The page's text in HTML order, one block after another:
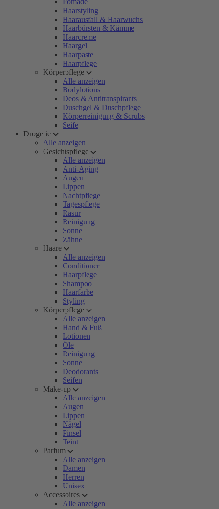
Pomade
Haarstyling
Haarausfall & Haarwuchs
Haarbürsten & Kämme
Haarcreme
Haargel
Haarpaste
Haarpflege
Körperpflege
Alle anzeigen
Bodylotions
Deos & Antitranspirants
Duschgel & Duschpflege
Körperreinigung & Scrubs
Seife
Drogerie
Alle anzeigen
Gesichtspflege
Alle anzeigen
Anti-Aging
Augen
Lippen
Nachtpflege
Tagespflege
Rasur
Reinigung
Sonne
Zähne
Haare
Alle anzeigen
Conditioner
Haarpflege
Shampoo
Haarfarbe
Styling
Körperpflege
Alle anzeigen
Hand & Fuß
Lotionen
Öle
Reinigung
Sonne
Deodorants
Seifen
Make-up
Alle anzeigen
Augen
Lippen
Nägel
Pinsel
Teint
Parfum
Alle anzeigen
Damen
Herren
Unisex
Accessoires
Alle anzeigen